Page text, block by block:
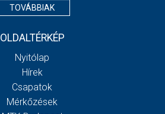
TOVÁBBIAK
OLDALTÉRKÉP
Nyitólap
Hírek
Csapatok
Mérkőzések